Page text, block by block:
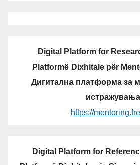
Digital Platform for
Platformë Dixhitale për
Дигитална платформа за
истражувања
https://
Digital Platform for